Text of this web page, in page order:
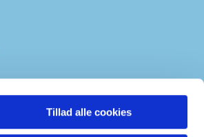
Tillad alle cookies